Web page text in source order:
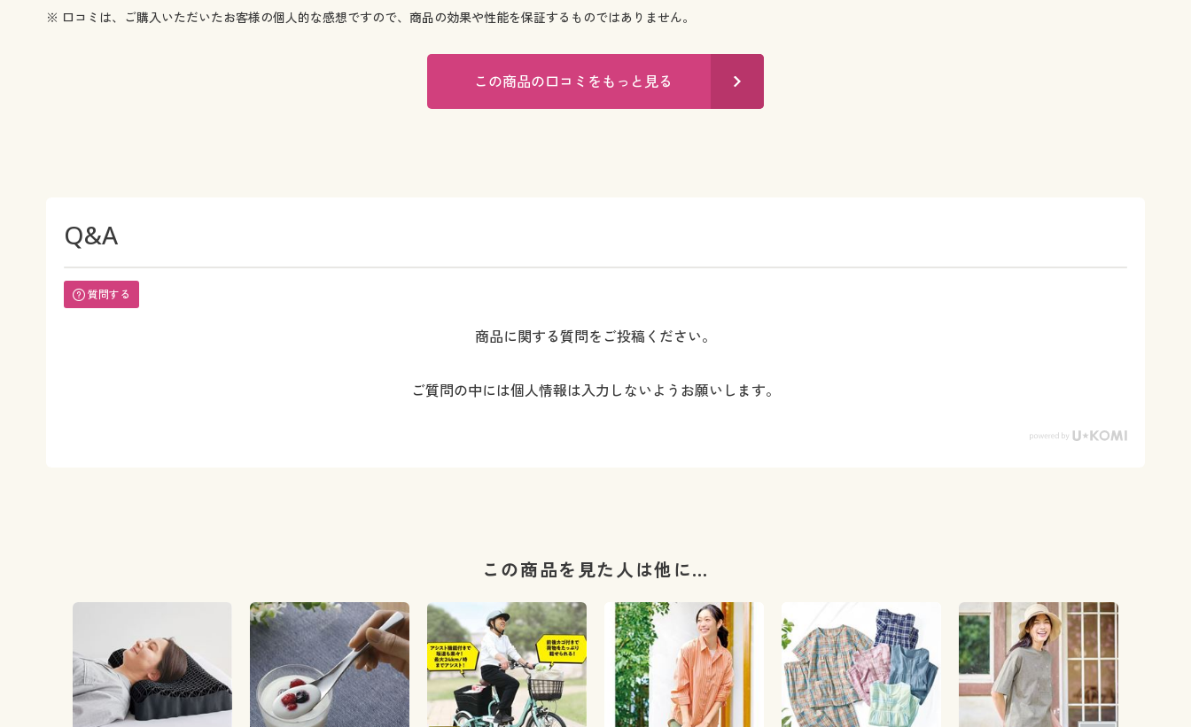
※ 口コミは、ご購入いただいたお客様の個人的な感想ですので、商品の効果や性能を保証するものではありません。
この商品の口コミをもっと見る
Q&A
質問する
商品に関する質問をご投稿ください。
ご質問の中には個人情報は入力しないようお願いします。
この商品を見た人は他に…